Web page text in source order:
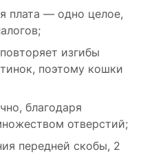
плата — одно целое,
изгибы
поэтому кошки
благодаря
отверстий;
передней скобы, 2